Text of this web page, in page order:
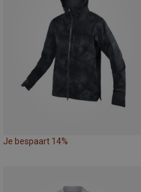
Je bespaart 14%